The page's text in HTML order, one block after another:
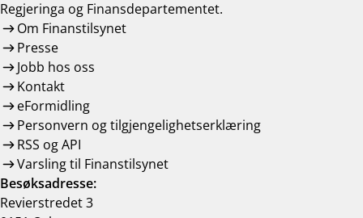
Regjeringa og Finansdepartementet.
Om Finanstilsynet
Presse
Jobb hos oss
Kontakt
eFormidling
Personvern og tilgjengelighetserklæring
RSS og API
Varsling til Finanstilsynet
Besøksadresse:
Revierstredet 3